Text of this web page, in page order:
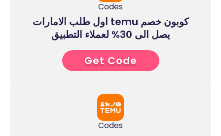
Codes
كوبون خصم temu اول طلب الامارات
يصل الى 30% لعملاء التطبيق
1****
Get Code
Codes